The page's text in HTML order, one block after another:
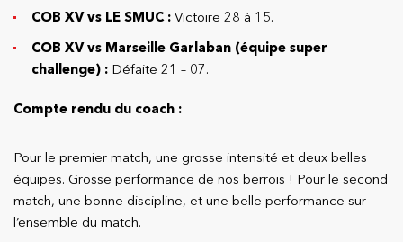
COB XV vs LE SMUC : Victoire 28 à 15.
COB XV vs Marseille Garlaban (équipe super
challenge) : Défaite 21 – 07.
Compte rendu du coach :
Pour le premier match, une grosse intensité et deux belles
équipes. Grosse performance de nos berrois ! Pour le second
match, une bonne discipline, et une belle performance sur
l’ensemble du match.